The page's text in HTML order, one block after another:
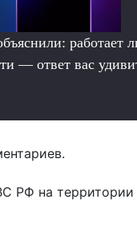
работает
— ответ вас
РФ на